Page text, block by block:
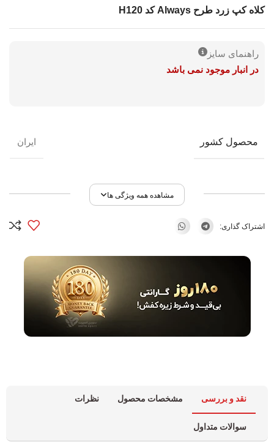
کلاه کپ زرد طرح Always کد H120
راهنمای سایز
در انبار موجود نمی باشد
محصول کشور ایران
مشاهده همه ویژگی ها
اشتراک گذاری:
نقد و بررسی مشخصات محصول نظرات
سوالات متداول